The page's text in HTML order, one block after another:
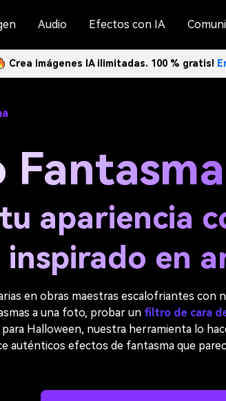
Audio Efectos con IA
Crea imágenes IA ilimitadas. 100 % gratis!
apariencia
inspirado en
en obras maestras escalofriantes con
a una foto, probar un filtro de cara
Halloween, nuestra herramienta lo
auténticos efectos de fantasma que